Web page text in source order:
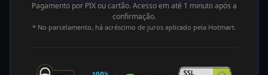
Pagamento por PIX ou cartão. Acesso em até 1 minuto após a
confirmação.
* No parcelamento, há acréscimo de juros aplicado pela Hotmart.